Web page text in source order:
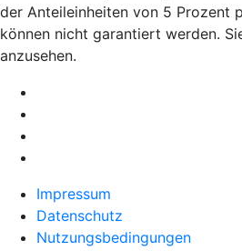
der Anteileinheiten von 5 Prozent
können nicht garantiert werden.
anzusehen.
Impressum
Datenschutz
Nutzungsbedingungen